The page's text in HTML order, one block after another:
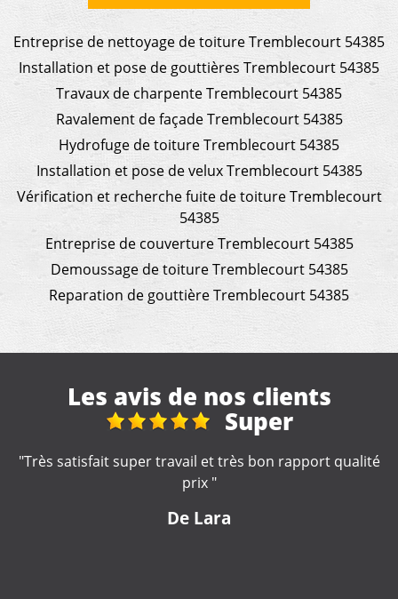
Entreprise de nettoyage de toiture Tremblecourt 54385
Installation et pose de gouttières Tremblecourt 54385
Travaux de charpente Tremblecourt 54385
Ravalement de façade Tremblecourt 54385
Hydrofuge de toiture Tremblecourt 54385
Installation et pose de velux Tremblecourt 54385
Vérification et recherche fuite de toiture Tremblecourt
54385
Entreprise de couverture Tremblecourt 54385
Demoussage de toiture Tremblecourt 54385
Reparation de gouttière Tremblecourt 54385
Les avis de nos clients
qualité
reparation
"Très bonne entreprise, intervention rapide et
professionnel à votre écoute . Je